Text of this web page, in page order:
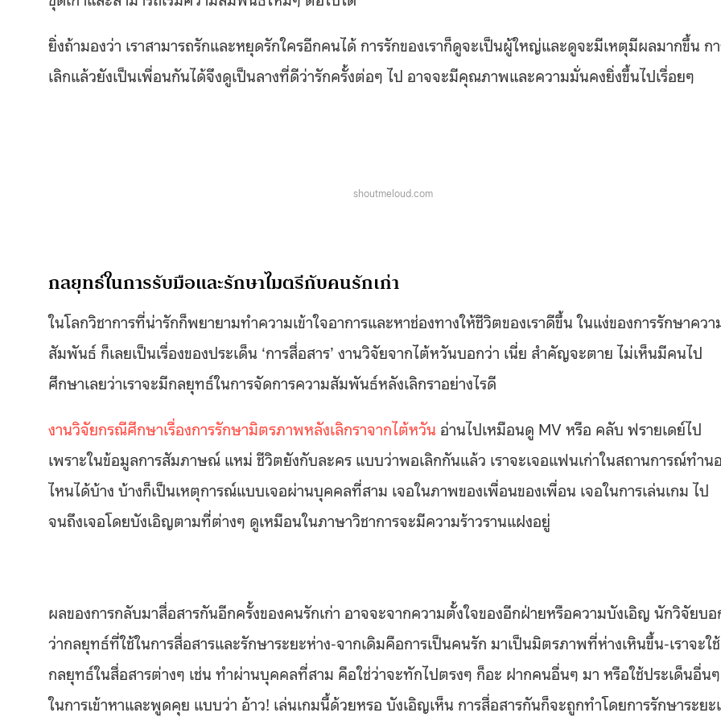
ยิ่งถ้ามองว่า เราสามารถรักและหยุดรักใครอีกคนได้ การรักของเราก็ดูจะเป็นผู้ใหญ่และดูจะมีเหตุมีผลมากขึ้น ก
เลิกแล้วยังเป็นเพื่อนกันได้จึงดูเป็นลางที่ดีว่ารักครั้งต่อๆ ไป อาจจะมีคุณภาพและความมั่นคงยิ่งขึ้นไปเรื่อยๆ
shoutmeloud.com
กลยุทธ์ในการรับมือและรักษาไมตรีกับคนรักเก่า
ในโลกวิชาการที่น่ารักก็พยายามทำความเข้าใจอาการและหาช่องทางให้ชีวิตของเราดีขึ้น ในแง่ของการรักษาควา
สัมพันธ์ ก็เลยเป็นเรื่องของประเด็น ‘การสื่อสาร’ งานวิจัยจากไต้หวันบอกว่า เนี่ย สำคัญจะตาย ไม่เห็นมีคนไป
ศึกษาเลยว่าเราจะมีกลยุทธ์ในการจัดการความสัมพันธ์หลังเลิกราอย่างไรดี
งานวิจัยกรณีศึกษาเรื่องการรักษามิตรภาพหลังเลิกราจากไต้หวัน อ่านไปเหมือนดู MV หรือ คลับ ฟรายเดย์ไป
เพราะในข้อมูลการสัมภาษณ์ แหม่ ชีวิตยังกับละคร แบบว่าพอเลิกกันแล้ว เราจะเจอแฟนเก่าในสถานการณ์ทำน
ไหนได้บ้าง บ้างก็เป็นเหตุการณ์แบบเจอผ่านบุคคลที่สาม เจอในภาพของเพื่อนของเพื่อน เจอในการเล่นเกม ไป
จนถึงเจอโดยบังเอิญตามที่ต่างๆ ดูเหมือนในภาษาวิชาการจะมีความร้าวรานแฝงอยู่
ผลของการกลับมาสื่อสารกันอีกครั้งของคนรักเก่า อาจจะจากความตั้งใจของอีกฝ่ายหรือความบังเอิญ นักวิจัยบ
ว่ากลยุทธ์ที่ใช้ในการสื่อสารและรักษาระยะห่าง-จากเดิมคือการเป็นคนรัก มาเป็นมิตรภาพที่ห่างเหินขึ้น-เราจะใช้
กลยุทธ์ในสื่อสารต่างๆ เช่น ทำผ่านบุคคลที่สาม คือใช่ว่าจะทักไปตรงๆ ก็อะ ฝากคนอื่นๆ มา หรือใช้ประเด็นอื่นๆ
ในการเข้าหาและพูดคุย แบบว่า อ้าว! เล่นเกมนี้ด้วยหรอ บังเอิญเห็น การสื่อสารกันก็จะถูกทำโดยการรักษาระยะ